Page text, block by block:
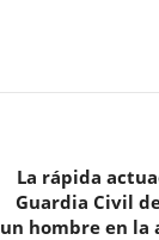
La rápida
Guardia Civil
un hombre en la